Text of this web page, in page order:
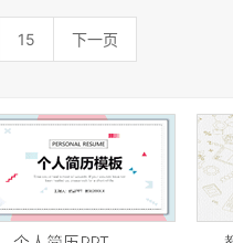
15 下一页